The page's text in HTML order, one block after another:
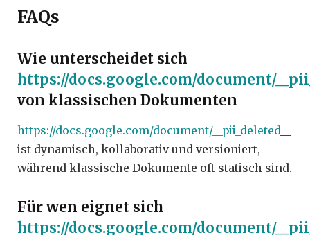
FAQs
Wie unterscheidet sich
https://docs.google.com/document/
von klassischen Dokumenten
https://docs.google.com/document/__pii_deleted__
ist dynamisch, kollaborativ und versioniert,
während klassische Dokumente oft statisch sind.
Für wen eignet sich
https://docs.google.com/document/